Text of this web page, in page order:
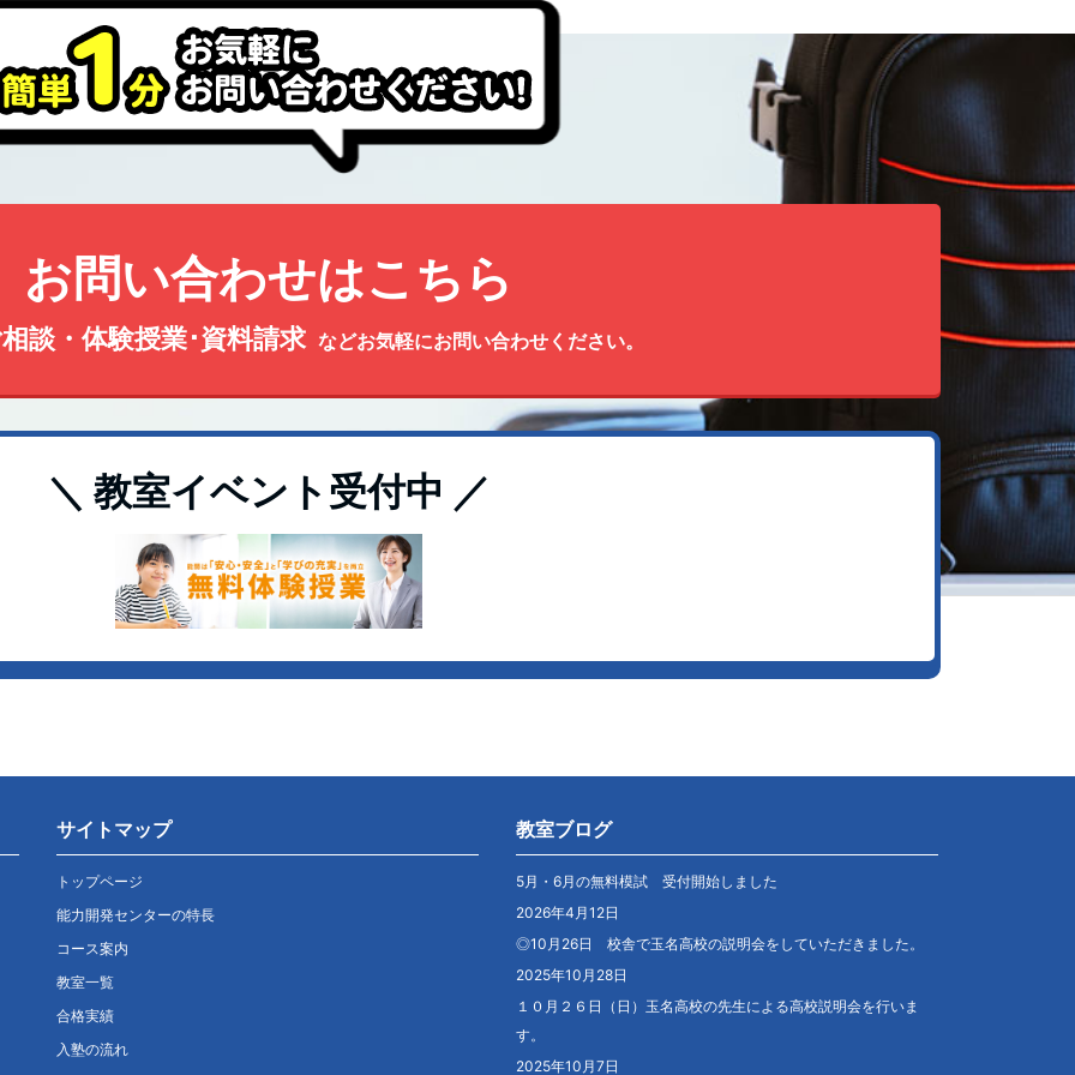
お問い合わせはこちら
談・体験授業･資料請求 などお気軽にお問い合わせください。
＼ 教室イベント受付中 ／
サイトマップ
トップページ
能力開発センターの特長
コース案内
教室一覧
合格実績
入塾の流れ
教室ブログ
5月・6月の無料模試 受付開始しました
2026年4月12日
◎10月26日 校舎で玉名高校の説明会をしていただきました。
2025年10月28日
１０月２６日（日）玉名高校の先生による高校説明会を行いま
す。
2025年10月7日